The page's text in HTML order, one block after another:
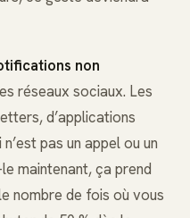
non
réseaux sociaux. Les
d’applications
pas un appel ou un
maintenant, ça prend
nombre de fois où vous